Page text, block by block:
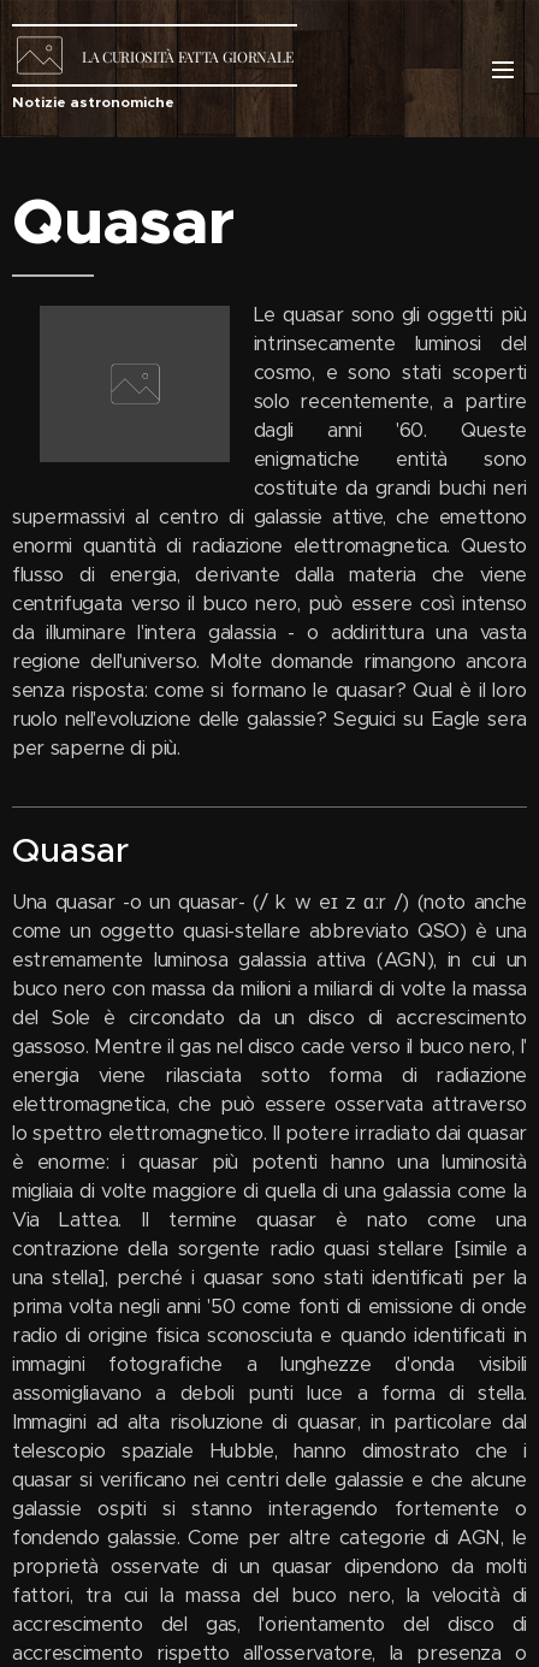
LACURIOSITÀ FATTA GIORNALE
Notizie astronomiche
Quasar
Le quasar sono gli oggetti più
intrinsecamente luminosi del
cosmo, e sono stati scoperti
solo recentemente, a partire
dagli anni '60. Queste
enigmatiche entità sono
costituite da grandi buchi neri
supermassivi al centro di galassie attive, che emettono
enormi quantità di radiazione elettromagnetica. Questo
flusso di energia, derivante dalla materia che viene
centrifugata verso il buco nero, può essere così intenso
da illuminare l'intera galassia - o addirittura una vasta
regione dell'universo. Molte domande rimangono ancora
senza risposta: come si formano le quasar? Qual è il loro
ruolo nell'evoluzione delle galassie? Seguici su Eagle sera
per saperne di più.
Quasar
Una quasar -o un quasar- (/ k w eɪ z ɑːr /) (noto anche
come un oggetto quasi-stellare abbreviato QSO) è una
estremamente luminosa galassia attiva (AGN), in cui un
buco nero con massa da milioni a miliardi di volte la massa
del Sole è circondato da un disco di accrescimento
gassoso. Mentre il gas nel disco cade verso il buco nero, l'
energia viene rilasciata sotto forma di radiazione
elettromagnetica, che può essere osservata attraverso
lo spettro elettromagnetico. Il potere irradiato dai quasar
è enorme: i quasar più potenti hanno una luminosità
migliaia di volte maggiore di quella di una galassia come la
Via Lattea. Il termine quasar è nato come una
contrazione della sorgente radio quasi stellare [simile a
una stella], perché i quasar sono stati identificati per la
prima volta negli anni '50 come fonti di emissione di onde
radio di origine fisica sconosciuta e quando identificati in
immagini fotografiche a lunghezze d'onda visibili
assomigliavano a deboli punti luce a forma di stella.
Immagini ad alta risoluzione di quasar, in particolare dal
telescopio spaziale Hubble, hanno dimostrato che i
quasar si verificano nei centri delle galassie e che alcune
galassie ospiti si stanno interagendo fortemente o
fondendo galassie. Come per altre categorie di AGN, le
proprietà osservate di un quasar dipendono da molti
fattori, tra cui la massa del buco nero, la velocità di
accrescimento del gas, l'orientamento del disco di
accrescimento rispetto all'osservatore, la presenza o